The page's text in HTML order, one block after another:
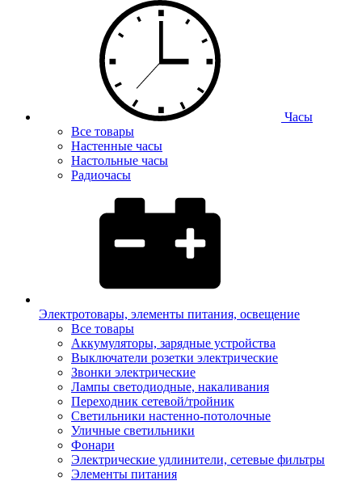
Часы
Все товары
Настенные часы
Настольные часы
Радиочасы
Электротовары, элементы питания, освещение
Все товары
Аккумуляторы, зарядные устройства
Выключатели розетки электрические
Звонки электрические
Лампы светодиодные, накаливания
Переходник сетевой/тройник
Светильники настенно-потолочные
Уличные светильники
Фонари
Электрические удлинители, сетевые фильтры
Элементы питания